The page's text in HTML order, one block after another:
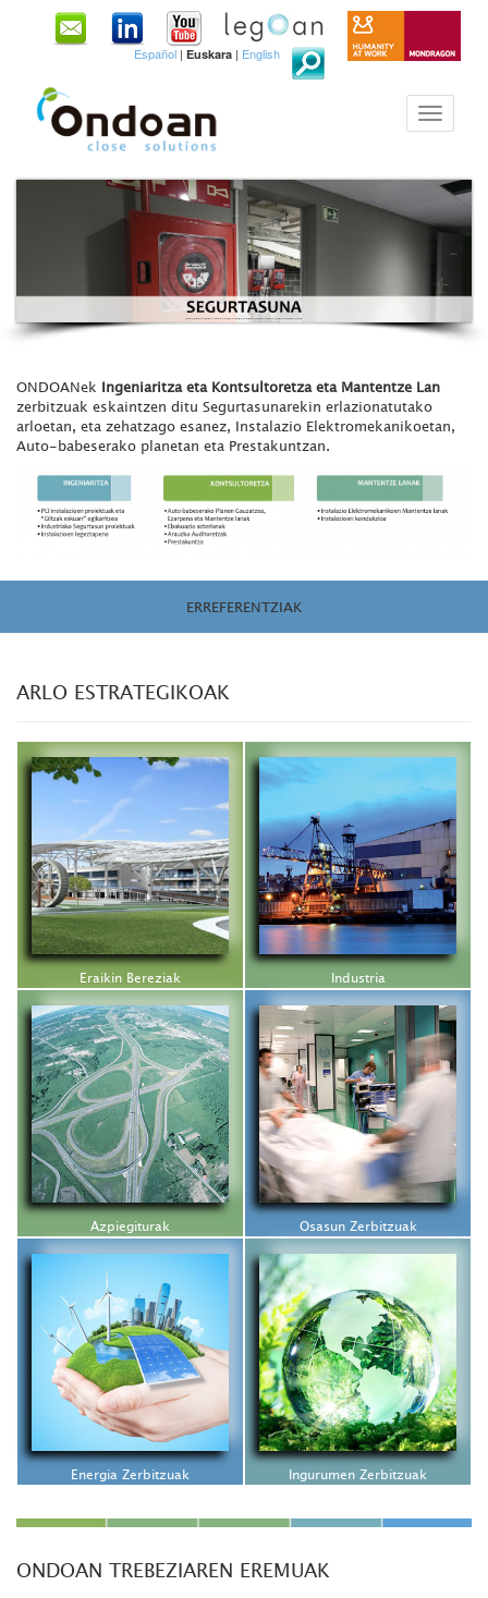
Español | Euskara | English
ONDOANek Ingeniaritza eta Kontsultoretza eta Mantentze Lan
zerbitzuak eskaintzen ditu Segurtasunarekin erlazionatutako
arloetan, eta zehatzago esanez, Instalazio Elektromekanikoetan,
Auto-babeserako planetan eta Prestakuntzan.
ERREFERENTZIAK
ARLO ESTRATEGIKOAK
Eraikin Bereziak Industria
Azpiegiturak Osasun Zerbitzuak
Energia Zerbitzuak Ingurumen Zerbitzuak
ONDOAN TREBEZIAREN EREMUAK